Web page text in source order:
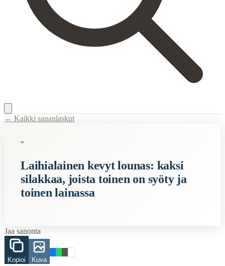
Description:Tämä sananlaskumainen ilmaisu kuvailee niukkaa tai
Related Topics
Finding Finnish proverbs about specific topics
Understanding Finnish cultural wisdom
Learning Finnish language through proverbs
← Kaikki sananlaskut
"
Laihialainen kevyt lounas: kaksi
silakkaa, joista toinen on syöty ja
toinen lainassa
Jaa sanonta
Kopioi Kuva